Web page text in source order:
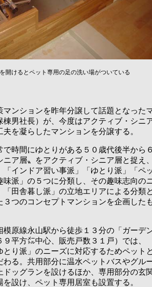
開けるとペット専用の足の洗い場がついている
ンションを昨年分譲して話題となった
棟男社長）が、今度はアクティブ・シニ
を凝らしたマンションを分譲する。
時間にゆとりがある５０歳代後半から６
ア層〟をアクティブ・シニア層と捉え、
「インドア習い事派」「ゆとり派」「ペ
味派」の５つに分類し、その趣味志向の
「田舎暮し派」の立地エリアによる分類と
つのコンセプトマンションを企画した
原線永山駅から徒歩１３分の「ガーデ
平方㍍中心、販売戸数３１戸）では、
とり派」のニーズに対応するためペットと
わる。共用部分に温水ペットバスやグル
ドッグランを設けるほか、専用部分の玄
設け、ペット専用居室も設置する。